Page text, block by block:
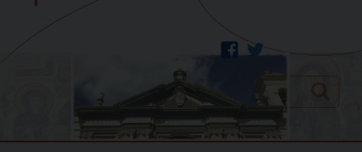
twitter
facebook
Search